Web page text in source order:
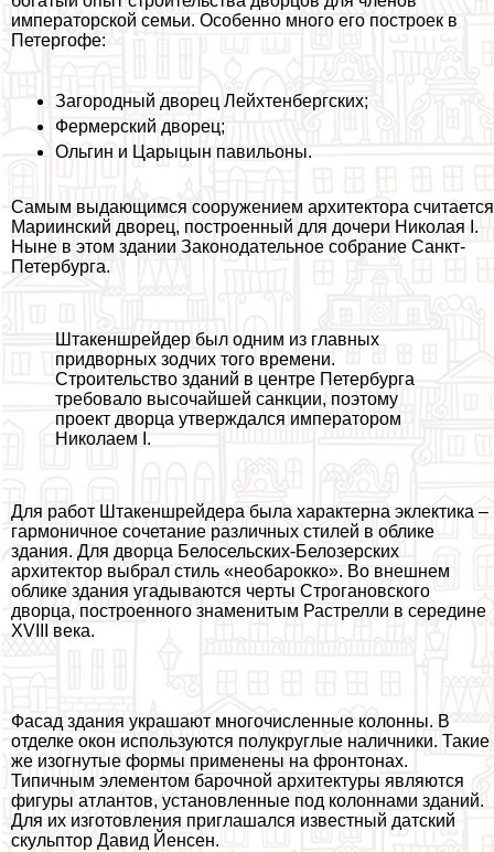
императорской семьи. Особенно много его построек в
Петергофе:
Загородный дворец Лейхтенбергских;
Фермерский дворец;
Ольгин и Царыцын павильоны.
Самым выдающимся сооружением архитектора считается
Мариинский дворец, построенный для дочери Николая I.
Ныне в этом здании Законодательное собрание Санкт-
Петербурга.
Штакеншрейдер был одним из главных
придворных зодчих того времени.
Строительство зданий в центре Петербурга
требовало высочайшей санкции, поэтому
проект дворца утверждался императором
Николаем I.
Для работ Штакеншрейдера была хаpaктерна эклектика –
гармоничное сочетание различных стилей в облике
здания. Для дворца Белосельских-Белозерских
архитектор выбрал стиль «необарокко». Во внешнем
облике здания угадываются черты Строгановского
дворца, построенного знаменитым Растрелли в середине
XVIII века.
Фасад здания украшают многочисленные колонны. В
отделке окон используются полукруглые наличники. Такие
же изогнутые формы применены на фронтонах.
Типичным элементом барочной архитектуры являются
фигуры атлантов, установленные под колоннами зданий.
Для их изготовления приглашался известный датский
скульптор Давид Йенсен.